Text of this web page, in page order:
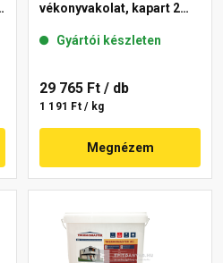
vékonyvakolat, kapart 2
Gyártói készleten
29 765 Ft / db
1 191 Ft / kg
Megnézem